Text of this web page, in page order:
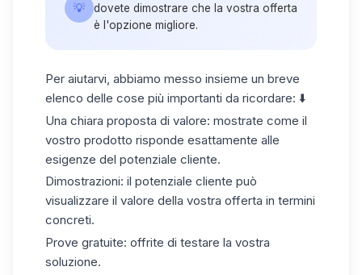
💡
dovete dimostrare che la vostra offerta
è l'opzione migliore.
Per aiutarvi, abbiamo messo insieme un breve
elenco delle cose più importanti da ricordare: ⬇️
Una chiara proposta di valore: mostrate come il
vostro prodotto risponde esattamente alle
esigenze del potenziale cliente.
Dimostrazioni: il potenziale cliente può
visualizzare il valore della vostra offerta in termini
concreti.
Prove gratuite: offrite di testare la vostra
soluzione.